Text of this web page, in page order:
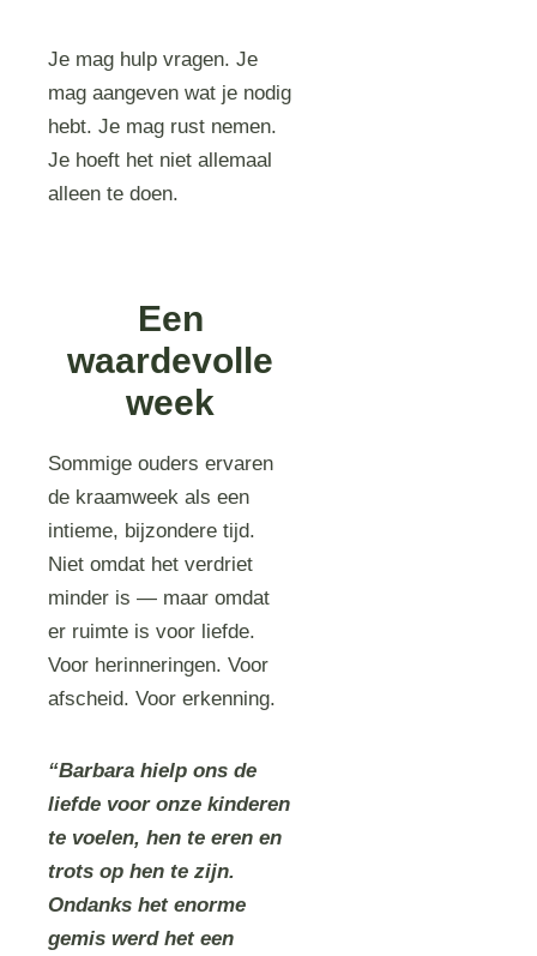
Je mag hulp vragen. Je
mag aangeven wat je nodig
hebt. Je mag rust nemen.
Je hoeft het niet allemaal
alleen te doen.
Een
waardevolle
week
Sommige ouders ervaren
de kraamweek als een
intieme, bijzondere tijd.
Niet omdat het verdriet
minder is — maar omdat
er ruimte is voor liefde.
Voor herinneringen. Voor
afscheid. Voor erkenning.
“Barbara hielp ons de
liefde voor onze kinderen
te voelen, hen te eren en
trots op hen te zijn.
Ondanks het enorme
gemis werd het een